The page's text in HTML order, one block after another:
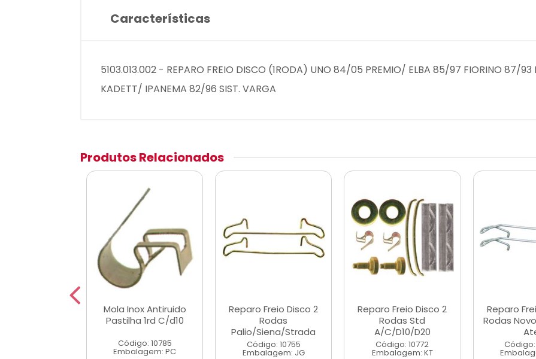
Características
5103.013.002 - REPARO FREIO DISCO (1RODA) UNO 84/05 PREMIO/ ELBA 85/97 FIORINO 87/
KADETT/ IPANEMA 82/96 SIST. VARGA
Produtos Relacionados
Mola Inox Antiruido
Pastilha 1rd C/d10
Código: 10785
Embalagem: PC
Reparo Freio Disco 2
Rodas
Palio/Siena/Strada
Código: 10755
Embalagem: JG
Reparo Freio Disco 2
Rodas Std
A/C/D10/D20
Código: 10772
Embalagem: KT
Reparo
Rodas
Código: